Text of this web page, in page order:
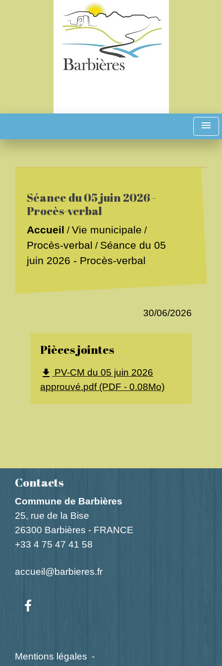
menu
Séance du 05 juin 2026 -
Procès-verbal
Accueil /Vie municipale /
Procès-verbal / Séance du 05
juin 2026 - Procès-verbal
30/06/2026
Pièces jointes
file_download PV-CM du 05 juin 2026
approuvé.pdf (PDF - 0.08Mo)
Contacts
Commune de Barbières
25, rue de la Bise
26300 Barbières - FRANCE
+33 4 75 47 41 58
accueil@barbieres.fr
Mentions légales -